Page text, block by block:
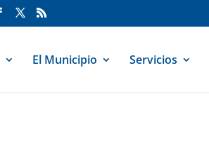
El Municipio Servicios